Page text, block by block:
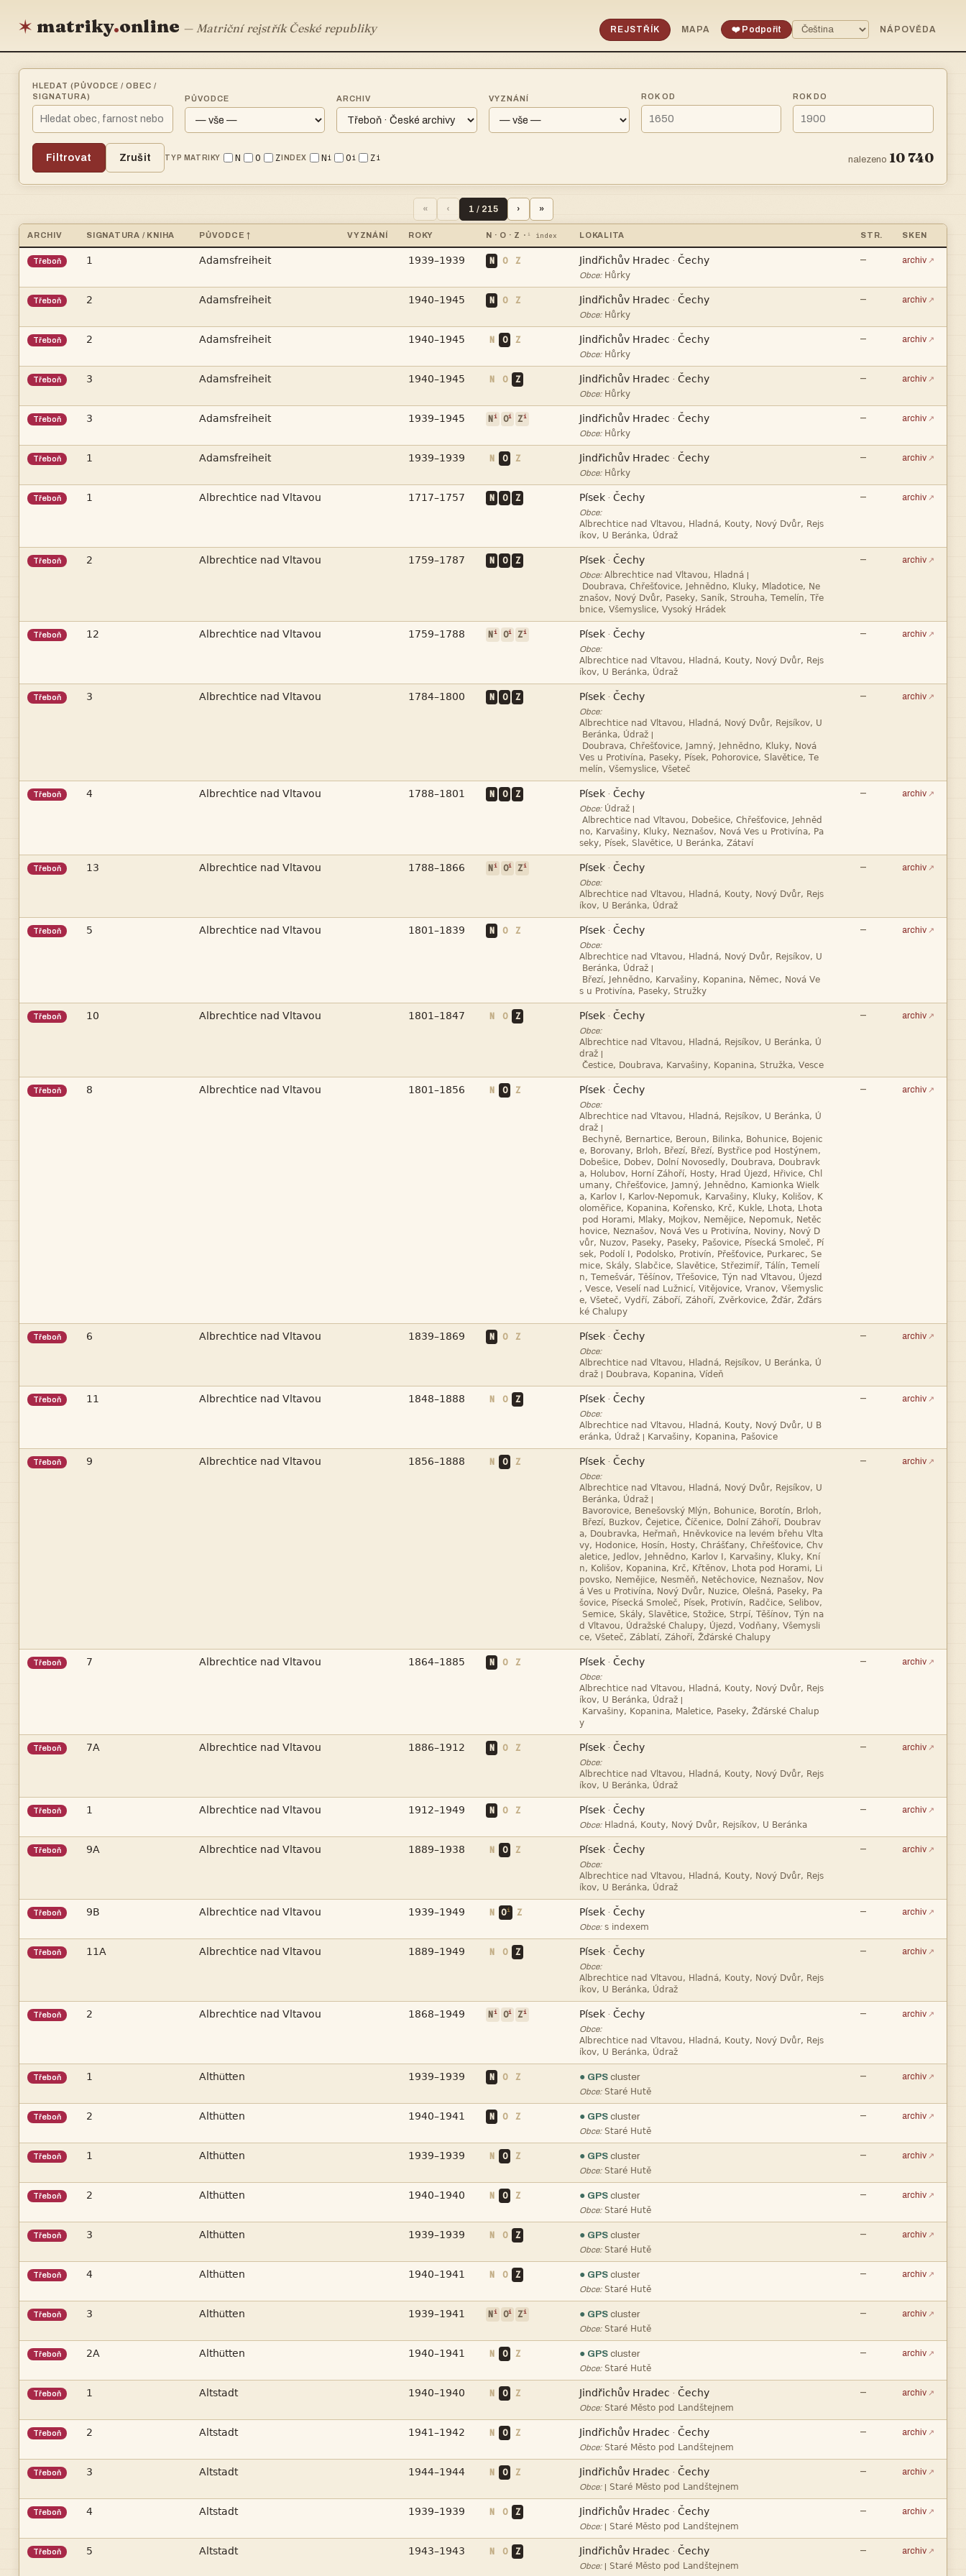
✶ matriky.online — Matriční rejstřík České republiky REJSTŘÍK MAPA ❤️ Podpořit NÁPOVĚDA
HLEDAT (PŮVODCE / OBEC /
SIGNATURA)
PŮVODCE ARCHIV VYZNÁNÍ ROK OD ROK DO
Filtrovat Zrušit TYP MATRIKY N O Z INDEX Ni Oi Zi nalezeno 10 740
« ‹ 1 / 215 › »
ARCHIV SIGNATURA / KNIHA PŮVODCE ↑ VYZNÁNÍ ROKY N · O · Z ·ⁱ index LOKALITA STR. SKEN
Třeboň    N O Z  · 
Obce: 
— archiv
Třeboň    N O Z  · 
Obce: 
— archiv
Třeboň    N O Z  · 
Obce: 
— archiv
Třeboň    N O Z  · 
Obce: 
— archiv
Třeboň    Ni Oi Zi  · 
Obce: 
— archiv
Třeboň    N O Z  · 
Obce: 
— archiv
Třeboň    N O Z  · 
Obce:


— archiv
Třeboň    N O Z  · 
Obce: |



— archiv
Třeboň    Ni Oi Zi  · 
Obce:


— archiv
Třeboň    N O Z  · 
Obce:

|



— archiv
Třeboň    N O Z  · 
Obce: |



— archiv
Třeboň    Ni Oi Zi  · 
Obce:


— archiv
Třeboň    N O Z  · 
Obce:

|


— archiv
Třeboň    N O Z  · 
Obce:

|

— archiv
Třeboň    N O Z  · 
Obce:

|
















— archiv
Třeboň    N O Z  · 
Obce:

|
— archiv
Třeboň    N O Z  · 
Obce:

|
— archiv
Třeboň    N O Z  · 
Obce:

|












— archiv
Třeboň    N O Z  · 
Obce:

|


— archiv
Třeboň    N O Z  · 
Obce:


— archiv
Třeboň    N O Z  · 
Obce: 
— archiv
Třeboň    N O Z  · 
Obce:


— archiv
Třeboň    N Oi Z  · 
Obce: 
— archiv
Třeboň    N O Z  · 
Obce:


— archiv
Třeboň    Ni Oi Zi  · 
Obce:


— archiv
Třeboň  ü  N O Z ● GPS cluster
Obce: 
— archiv
Třeboň  ü  N O Z ● GPS cluster
Obce: 
— archiv
Třeboň  ü  N O Z ● GPS cluster
Obce: 
— archiv
Třeboň  ü  N O Z ● GPS cluster
Obce: 
— archiv
Třeboň  ü  N O Z ● GPS cluster
Obce: 
— archiv
Třeboň  ü  N O Z ● GPS cluster
Obce: 
— archiv
Třeboň  ü  Ni Oi Zi ● GPS cluster
Obce: 
— archiv
Třeboň  ü  N O Z ● GPS cluster
Obce: 
— archiv
Třeboň    N O Z  · 
Obce: 
— archiv
Třeboň    N O Z  · 
Obce: 
— archiv
Třeboň    N O Z  · 
Obce: |
— archiv
Třeboň    N O Z  · 
Obce: |
— archiv
Třeboň    N O Z  · 
Obce: |
— archiv